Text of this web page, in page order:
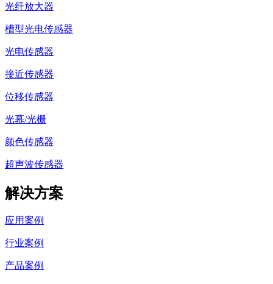
光纤放大器
槽型光电传感器
光电传感器
接近传感器
位移传感器
光幕/光栅
颜色传感器
超声波传感器
解决方案
应用案例
行业案例
产品案例